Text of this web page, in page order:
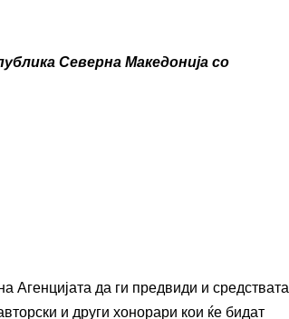
Северна Македонија со
Агенцијата да ги предвиди и средствата
и други хонорари кои ќе бидат